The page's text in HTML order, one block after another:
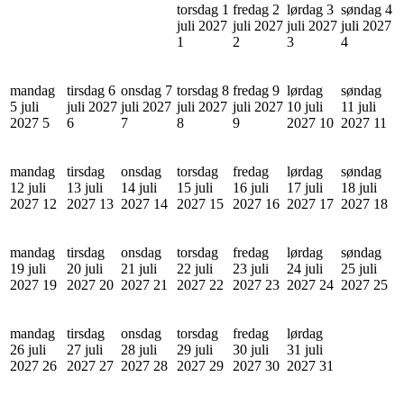
torsdag 1
juli 2027
1
fredag 2
juli 2027
2
lørdag 3
juli 2027
3
søndag 4
juli 2027
4
mandag
5 juli
2027 5
tirsdag 6
juli 2027
6
onsdag 7
juli 2027
7
torsdag 8
juli 2027
8
fredag 9
juli 2027
9
lørdag
10 juli
2027 10
søndag
11 juli
2027 11
mandag
12 juli
2027 12
tirsdag
13 juli
2027 13
onsdag
14 juli
2027 14
torsdag
15 juli
2027 15
fredag
16 juli
2027 16
lørdag
17 juli
2027 17
søndag
18 juli
2027 18
mandag
19 juli
2027 19
tirsdag
20 juli
2027 20
onsdag
21 juli
2027 21
torsdag
22 juli
2027 22
fredag
23 juli
2027 23
lørdag
24 juli
2027 24
søndag
25 juli
2027 25
mandag
26 juli
2027 26
tirsdag
27 juli
2027 27
onsdag
28 juli
2027 28
torsdag
29 juli
2027 29
fredag
30 juli
2027 30
lørdag
31 juli
2027 31